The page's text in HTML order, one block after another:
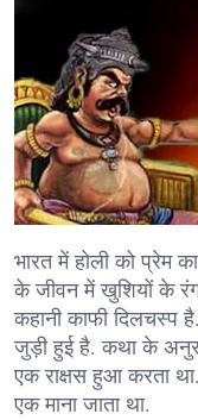
भारत में होली को प्रेम का
के जीवन में खुशियों के
कहानी काफी दिलचस्प
जुड़ी हुई है. कथा के
एक राक्षस हुआ करता
एक माना जाता था.